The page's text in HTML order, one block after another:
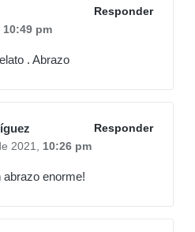
Responder
10:49 pm
. Abrazo
Responder
2021, 10:26 pm
abrazo enorme!